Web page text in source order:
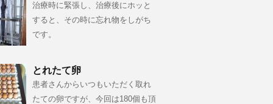
治療時に緊張し、治療後にホッと
すると、その時に忘れ物をしがち
です。
とれたて卵
患者さんからいつもいただく取れ
たての卵ですが、今回は180個も頂